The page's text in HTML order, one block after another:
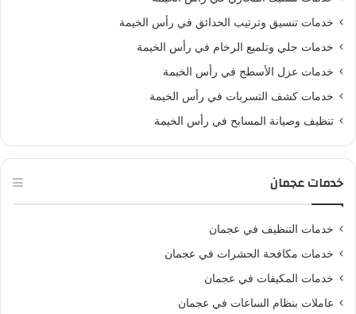
خدمات تنسيق وترتيب الحدائق في رأس الخيمة
خدمات جلي وتلميع الرخام في رأس الخيمة
خدمات عزل الأسطح في رأس الخيمة
خدمات كشف التسربات في رأس الخيمة
تنظيف وصيانة المسابح في رأس الخيمة
خدمات عجمان
خدمات التنظيف في عجمان
خدمات مكافحة الحشرات في عجمان
خدمات المكيفات في عجمان
عاملات بنظام الساعات في عجمان